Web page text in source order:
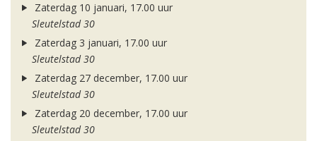
Zaterdag 10 januari, 17.00 uur
Sleutelstad 30
Zaterdag 3 januari, 17.00 uur
Sleutelstad 30
Zaterdag 27 december, 17.00 uur
Sleutelstad 30
Zaterdag 20 december, 17.00 uur
Sleutelstad 30